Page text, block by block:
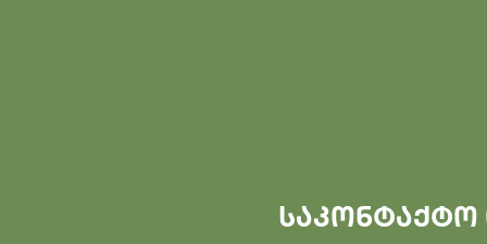
საკონტაქტო